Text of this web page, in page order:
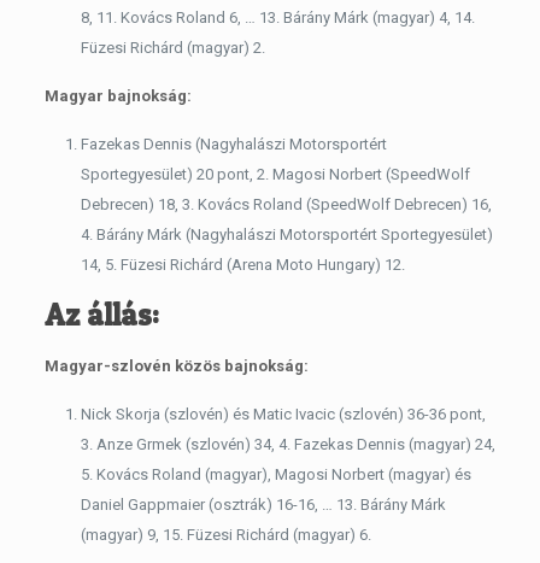
8, 11. Kovács Roland 6, … 13. Bárány Márk (magyar) 4, 14.
Füzesi Richárd (magyar) 2.
Magyar bajnokság:
Fazekas Dennis (Nagyhalászi Motorsportért
Sportegyesület) 20 pont, 2. Magosi Norbert (SpeedWolf
Debrecen) 18, 3. Kovács Roland (SpeedWolf Debrecen) 16,
4. Bárány Márk (Nagyhalászi Motorsportért Sportegyesület)
14, 5. Füzesi Richárd (Arena Moto Hungary) 12.
Az állás:
Magyar-szlovén közös bajnokság:
Nick Skorja (szlovén) és Matic Ivacic (szlovén) 36-36 pont,
3. Anze Grmek (szlovén) 34, 4. Fazekas Dennis (magyar) 24,
5. Kovács Roland (magyar), Magosi Norbert (magyar) és
Daniel Gappmaier (osztrák) 16-16, … 13. Bárány Márk
(magyar) 9, 15. Füzesi Richárd (magyar) 6.